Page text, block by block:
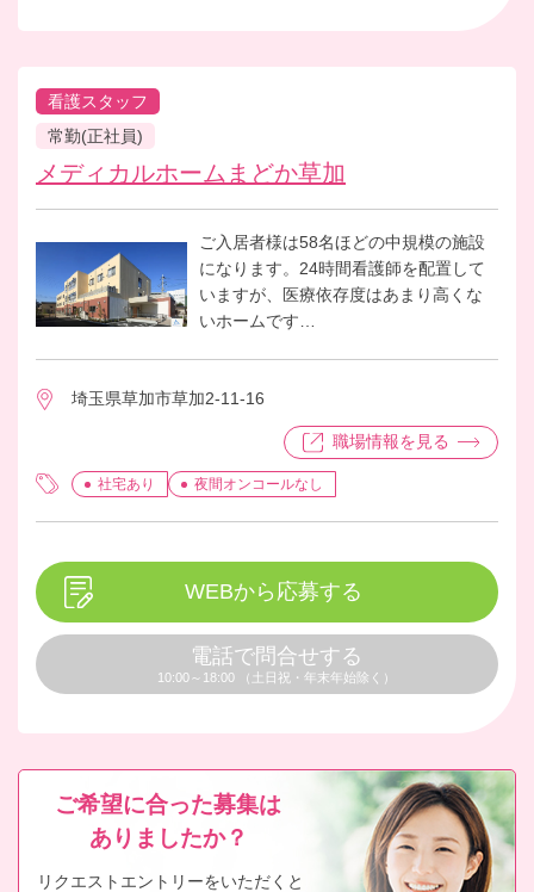
看護スタッフ
常勤(正社員)
メディカルホームまどか草加
ご入居者様は58名ほどの中規模の施設
になります。24時間看護師を配置して
いますが、医療依存度はあまり高くな
いホームです
す。毎日、お客様が楽しく、元気に過
ごせるように日々、職員同士、コミュ
ニケーションをとりながら勤務してい
ます。笑顔を大切にしているホームで
埼玉県草加市草加2-11-16
職場情報を見る
社宅あり 夜間オンコールなし
WEBから応募する
電話で問合せする
10:00～18:00 （土日祝・年末年始除く）
ご希望に合った募集は
ありましたか？
リクエストエントリーをいただくと